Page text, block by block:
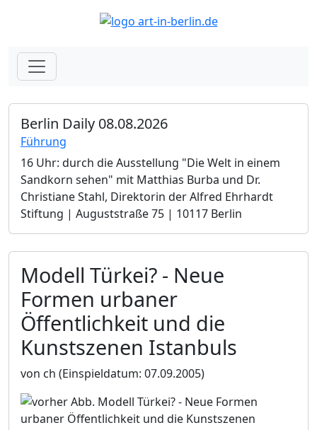
Berlin Daily 08.08.2026
Führung
16 Uhr: durch die Ausstellung "Die Welt in einem
Sandkorn sehen" mit Matthias Burba und Dr.
Christiane Stahl, Direktorin der Alfred Ehrhardt
Stiftung | Auguststraße 75 | 10117 Berlin
Modell Türkei? - Neue
Formen urbaner
Öffentlichkeit und die
Kunstszenen Istanbuls
von ch (Einspieldatum: 07.09.2005)